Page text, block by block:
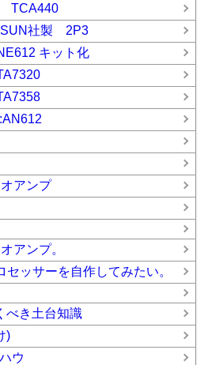
TCA440
社製 2P3
キット化
アンプ
アンプ。
ッサーを自作してみたい。
べき土台知識
)
ウ